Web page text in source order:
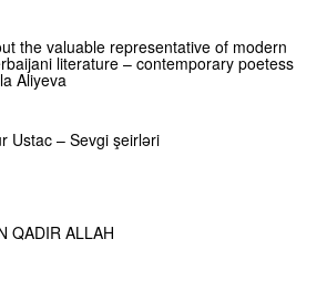
the valuable representative of modern
literature – contemporary poetess
Aliyeva
Ustac – Sevgi şeirləri
QADIR ALLAH